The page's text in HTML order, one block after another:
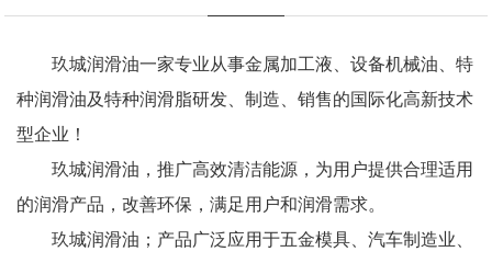
玖城润滑油一家专业从事金属加工液、设备机械油、特
种润滑油及特种润滑脂研发、制造、销售的国际化高新技术
型企业！
玖城润滑油，推广高效清洁能源，为用户提供合理适用
的润滑产品，改善环保，满足用户和润滑需求。
玖城润滑油；产品广泛应用于五金模具、汽车制造业、